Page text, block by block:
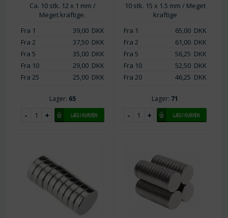
Ca. 10 stk. 12 x 1 mm /
Meget kraftige.
Fra 1
39,00DKK
Fra 2
37,50DKK
Fra 5
35,00DKK
Fra 10
29,00DKK
Fra 25
25,00DKK
Lager: 65
10 stk. 15 x 1.5 mm / Meget
kraftige
Fra 1
65,00 DKK
Fra 2
61,00 DKK
Fra 5
56,25 DKK
Fra 10
52,50 DKK
Fra 20
46,25 DKK
Lager: 71